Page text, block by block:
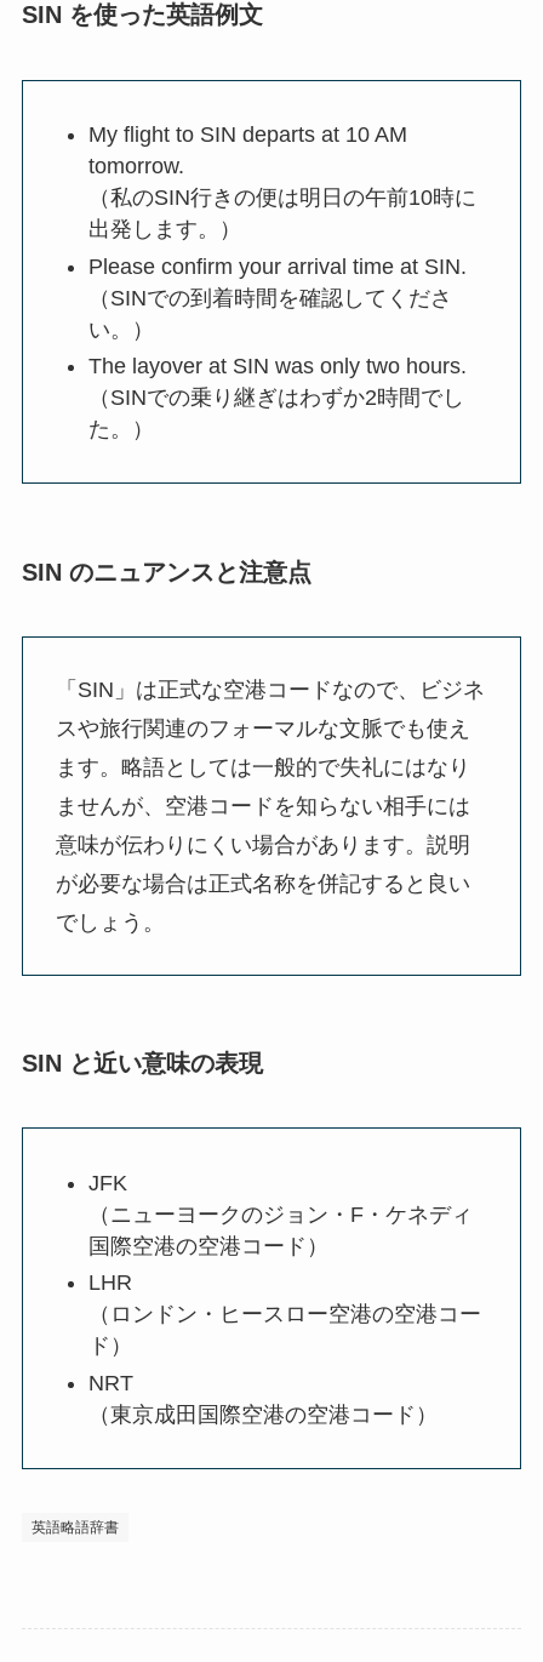
SIN を使った英語例文
My flight to SIN departs at 10 AM
tomorrow.
（私のSIN行きの便は明日の午前10時に
出発します。）
Please confirm your arrival time at SIN.
（SINでの到着時間を確認してくださ
い。）
The layover at SIN was only two hours.
（SINでの乗り継ぎはわずか2時間でし
た。）
SIN のニュアンスと注意点
「SIN」は正式な空港コードなので、ビジネ
スや旅行関連のフォーマルな文脈でも使え
ます。略語としては一般的で失礼にはなり
ませんが、空港コードを知らない相手には
意味が伝わりにくい場合があります。説明
が必要な場合は正式名称を併記すると良い
でしょう。
SIN と近い意味の表現
JFK
（ニューヨークのジョン・F・ケネディ
国際空港の空港コード）
LHR
（ロンドン・ヒースロー空港の空港コー
ド）
NRT
（東京成田国際空港の空港コード）
英語略語辞書